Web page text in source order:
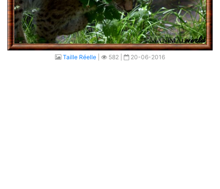
Taille Réelle 582 | 20-06-2016